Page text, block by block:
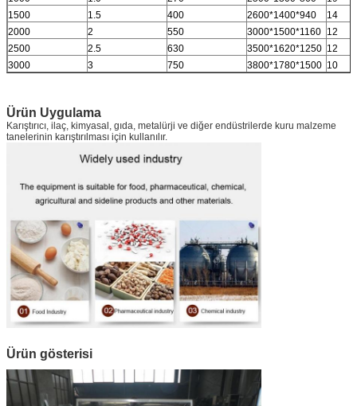
1500
1.5 400 2600*1400*940
14
2000
2 550 3000*1500*1160 12
2500
2.5 630 3500*1620*1250 12
3000
3 750 3800*1780*1500 10
Ürün Uygulama
Karıştırıcı, ilaç, kimyasal, gıda, metalürji ve diğer endüstrilerde kuru malzeme
tanelerinin karıştırılması için kullanılır.
Ürün gösterisi